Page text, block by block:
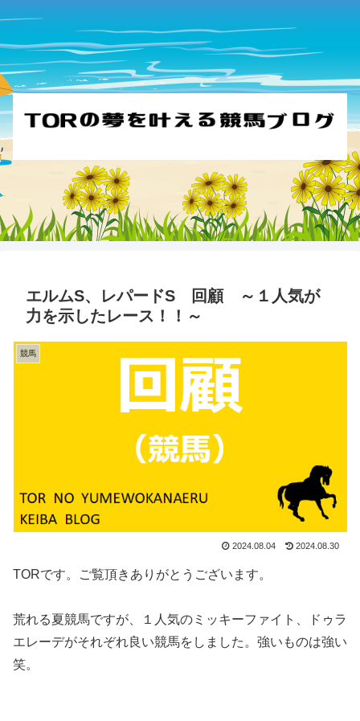
エルムS、レパードS 回顧 ～１人気が
力を示したレース！！～
競馬
2024.08.04 2024.08.30
TORです。ご覧頂きありがとうございます。
荒れる夏競馬ですが、１人気のミッキーファイト、ドゥラ
エレーデがそれぞれ良い競馬をしました。強いものは強い
笑。